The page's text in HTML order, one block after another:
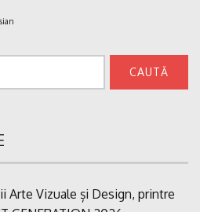
Arte Vizuale și Design, printre